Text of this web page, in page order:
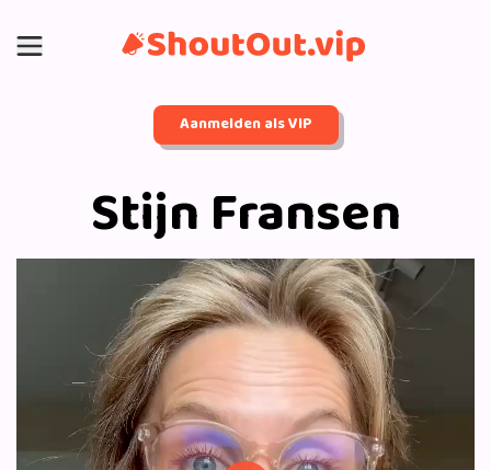
Aanmelden als VIP
Stijn Fransen